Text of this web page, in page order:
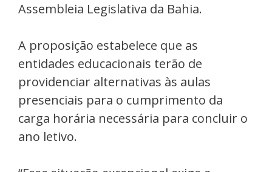
Assembleia Legislativa da Bahia.
A proposição estabelece que as
entidades educacionais terão de
providenciar alternativas às aulas
presenciais para o cumprimento da
carga horária necessária para concluir o
ano letivo.